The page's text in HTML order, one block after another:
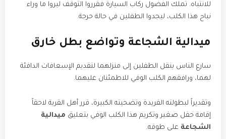
للانتباه. تملك الفضول ركاب السيارة فقرروا التوقف ليروا ما وراء
نباح هذا الكلب، ليجدوا الطفلين في حالة حرجة.
​ميدالية الشجاعة وتواضع بطل خارق
​سارع الناس بنقل الطفلين إلى منزلهما لتقديم الإسعافات الدافئة
لهما، ورافقهم الكلب الوفي للاطمئنان عليهما.
​وتقديراً لبطولته الفريدة وتضحيته الكبيرة، قرر أهل القرية لاحقاً
إقامة حفل صغير وتكريم هذا الكلب الوفي بتعليق ميدالية
الشجاعة على طوقه.